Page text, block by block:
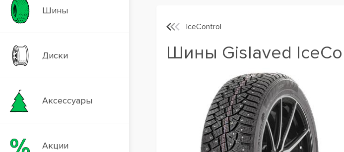
Шины
Диски
Аксессуары
Акции
IceControl
Шины Gislaved